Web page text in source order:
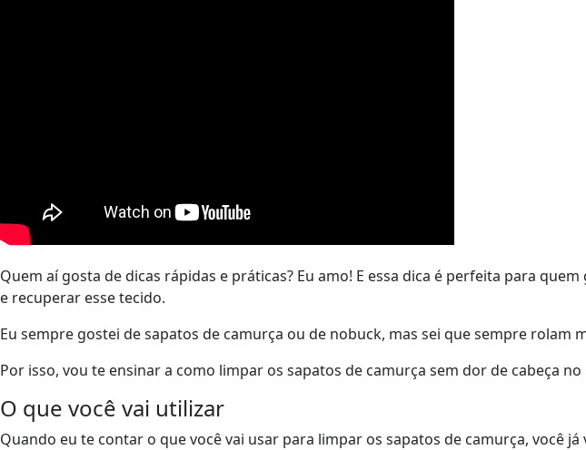
Quem aí gosta de dicas rápidas e práticas? Eu amo! E essa dica é perfeita para
e recuperar esse tecido.
Eu sempre gostei de sapatos de camurça ou de nobuck, mas sei que sempre
Por isso, vou te ensinar a como limpar os sapatos de camurça sem dor de cabeça
O que você vai utilizar
Quando eu te contar o que você vai usar para limpar os sapatos de camurça, você